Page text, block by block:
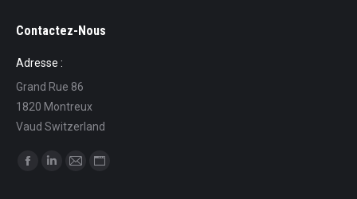
Contactez-Nous
Adresse :
Grand Rue 86
1820 Montreux
Vaud Switzerland
Find us on: